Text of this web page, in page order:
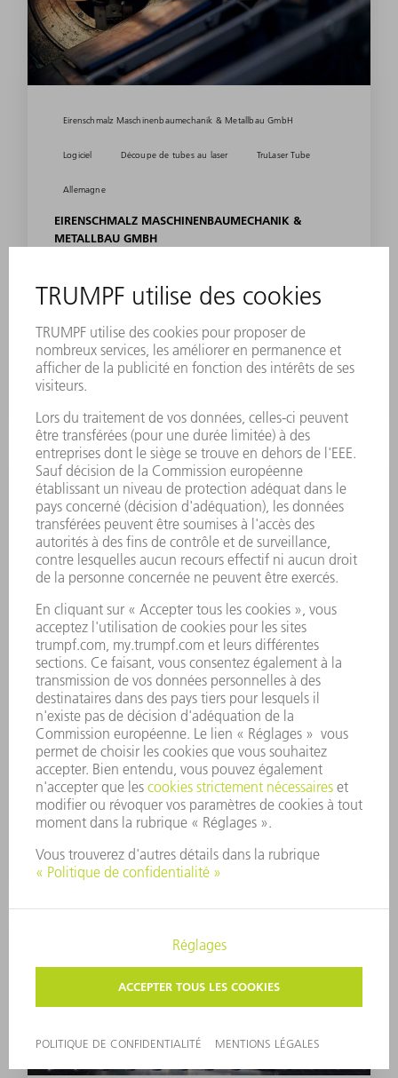
Eirenschmalz Maschinenbaumechanik & Metallbau GmbH
Logiciel Découpe de tubes au laser TruLaser Tube
Allemagne
EIRENSCHMALZ MASCHINENBAUMECHANIK &
METALLBAU GMBH
production accrue
Le logiciel 3D Programming Tube
permet à Eirenschmalz d'économiser
un temps considérable lors de la
fabrication de tubes.
DELO Maschinenbau GmbH & Co. KG TruLaser
Découpe laser Allemagne
DELO MASCHINENBAU GMBH & CO. KG
Productif au pied levé
Avec la TruLaser 1030 fiber, DELO
économise non seulement des coûts
de matériaux mais aussi d'énergie et
s'assure ainsi des avantages
concurrentiels décisifs.